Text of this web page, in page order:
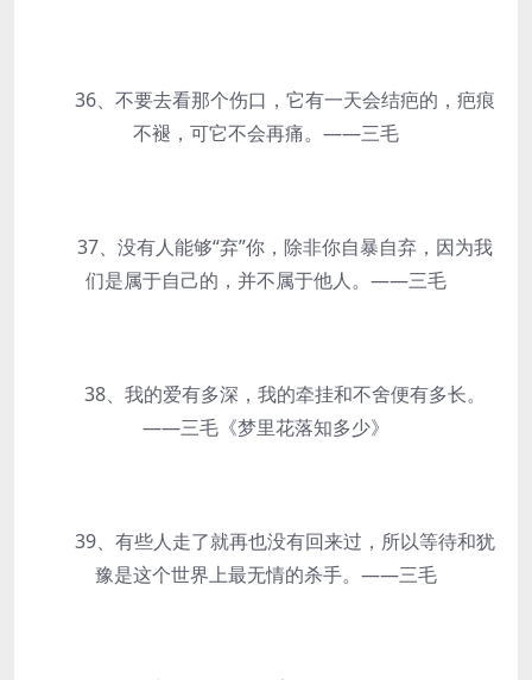
36、不要去看那个伤口，它有一天会结疤的，疤痕
不褪，可它不会再痛。——三毛
37、没有人能够“弃”你，除非你自暴自弃，因为我
们是属于自己的，并不属于他人。——三毛
38、我的爱有多深，我的牵挂和不舍便有多长。
——三毛《梦里花落知多少》
39、有些人走了就再也没有回来过，所以等待和犹
豫是这个世界上最无情的杀手。——三毛